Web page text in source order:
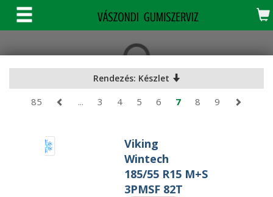
KERESÉS
Rendezés: Készlet
85 ... 3 4 5 6 7 8 9
Viking
Wintech
185/55 R15 M+S
3PMSF 82T